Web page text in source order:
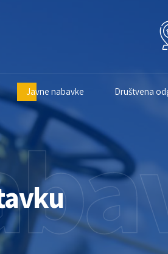
Javne nabavke Društvena